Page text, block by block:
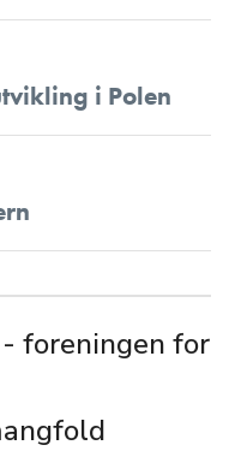
i Polen
- foreningen for